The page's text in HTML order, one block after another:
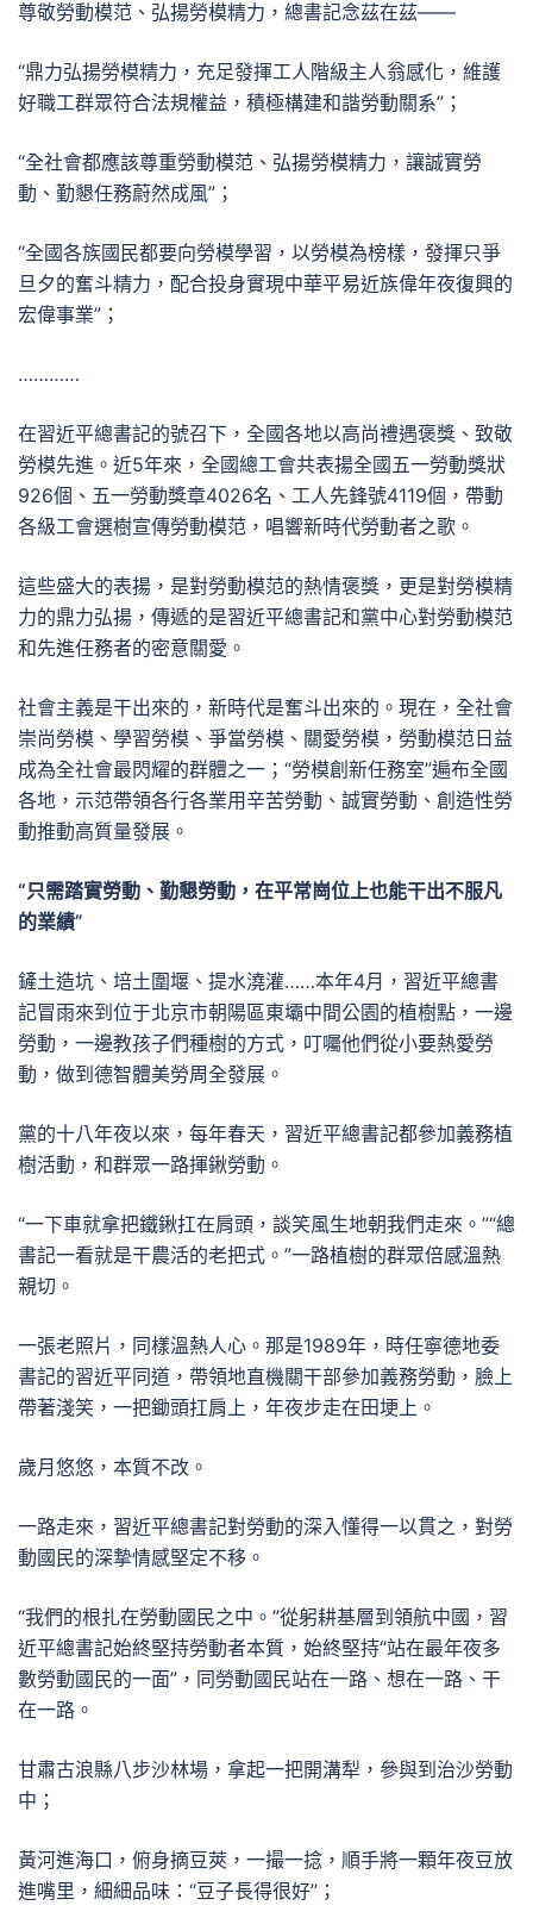
尊敬勞動模范、弘揚勞模精力，總書記念茲在茲——
“鼎力弘揚勞模精力，充足發揮工人階級主人翁感化，維護
好職工群眾符合法規權益，積極構建和諧勞動關系”；
“全社會都應該尊重勞動模范、弘揚勞模精力，讓誠實勞
動、勤懇任務蔚然成風”；
“全國各族國民都要向勞模學習，以勞模為榜樣，發揮只爭
旦夕的奮斗精力，配合投身實現中華平易近族偉年夜復興的
宏偉事業”；
…………
在習近平總書記的號召下，全國各地以高尚禮遇褒獎、致敬
勞模先進。近5年來，全國總工會共表揚全國五一勞動獎狀
926個、五一勞動獎章4026名、工人先鋒號4119個，帶動
各級工會選樹宣傳勞動模范，唱響新時代勞動者之歌。
這些盛大的表揚，是對勞動模范的熱情褒獎，更是對勞模精
力的鼎力弘揚，傳遞的是習近平總書記和黨中心對勞動模范
和先進任務者的密意關愛。
社會主義是干出來的，新時代是奮斗出來的。現在，全社會
崇尚勞模、學習勞模、爭當勞模、關愛勞模，勞動模范日益
成為全社會最閃耀的群體之一；“勞模創新任務室”遍布全國
各地，示范帶領各行各業用辛苦勞動、誠實勞動、創造性勞
動推動高質量發展。
“只需踏實勞動、勤懇勞動，在平常崗位上也能干出不服凡
的業績”
鏟土造坑、培土圍堰、提水澆灌……本年4月，習近平總書
記冒雨來到位于北京市朝陽區東壩中間公園的植樹點，一邊
勞動，一邊教孩子們種樹的方式，叮囑他們從小要熱愛勞
動，做到德智體美勞周全發展。
黨的十八年夜以來，每年春天，習近平總書記都參加義務植
樹活動，和群眾一路揮鍬勞動。
“一下車就拿把鐵鍬扛在肩頭，談笑風生地朝我們走來。”“總
書記一看就是干農活的老把式。”一路植樹的群眾倍感溫熱
親切。
一張老照片，同樣溫熱人心。那是1989年，時任寧德地委
書記的習近平同道，帶領地直機關干部參加義務勞動，臉上
帶著淺笑，一把鋤頭扛肩上，年夜步走在田埂上。
歲月悠悠，本質不改。
一路走來，習近平總書記對勞動的深入懂得一以貫之，對勞
動國民的深摯情感堅定不移。
“我們的根扎在勞動國民之中。”從躬耕基層到領航中國，習
近平總書記始終堅持勞動者本質，始終堅持“站在最年夜多
數勞動國民的一面”，同勞動國民站在一路、想在一路、干
在一路。
甘肅古浪縣八步沙林場，拿起一把開溝犁，參與到治沙勞動
中；
黃河進海口，俯身摘豆莢，一撮一捻，順手將一顆年夜豆放
進嘴里，細細品味：“豆子長得很好”；